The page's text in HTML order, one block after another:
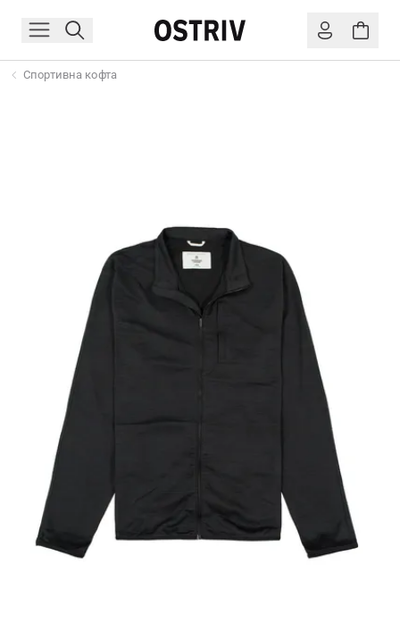
Спортивна кофта